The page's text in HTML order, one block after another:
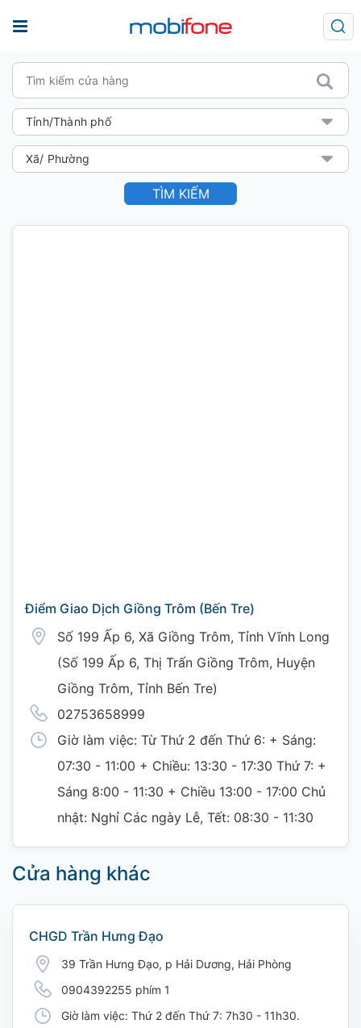
TÌM KIẾM
Điểm Giao Dịch Giồng Trôm (Bến Tre)
Số 199 Ấp 6, Xã Giồng Trôm, Tỉnh Vĩnh Long
(Số 199 Ấp 6, Thị Trấn Giồng Trôm, Huyện
Giồng Trôm, Tỉnh Bến Tre)
02753658999
Giờ làm việc: Từ Thứ 2 đến Thứ 6: + Sáng:
07:30 - 11:00 + Chiều: 13:30 - 17:30 Thứ 7: +
Sáng 8:00 - 11:30 + Chiều 13:00 - 17:00 Chủ
nhật: Nghỉ Các ngày Lễ, Tết: 08:30 - 11:30
Cửa hàng khác
CHGD Trần Hưng Đạo
39 Trần Hưng Đạo, p Hải Dương, Hải Phòng
0904392255 phím 1
Giờ làm việc: Thứ 2 đến Thứ 7: 7h30 - 11h30.